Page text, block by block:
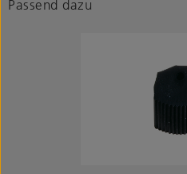
Passend dazu